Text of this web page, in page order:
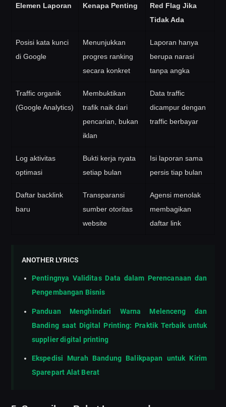
Elemen Laporan Kenapa Penting
Red Flag Jika
Tidak Ada
Posisi kata kunci
di Google
Menunjukkan
progres ranking
secara konkret
Laporan hanya
berupa narasi
tanpa angka
Traffic organik
(Google Analytics)
Membuktikan
trafik naik dari
pencarian, bukan
iklan
Data traffic
dicampur dengan
traffic berbayar
Log aktivitas
optimasi
Bukti kerja nyata
setiap bulan
Isi laporan sama
persis tiap bulan
Daftar backlink
baru
Transparansi
sumber otoritas
website
Agensi menolak
membagikan
daftar link
ANOTHER LYRICS
Pentingnya Validitas Data dalam Perencanaan dan
Pengembangan Bisnis
Panduan Menghindari Warna Melenceng dan
Banding saat Digital Printing: Praktik Terbaik untuk
supplier digital printing
Ekspedisi Murah Bandung Balikpapan untuk Kirim
Sparepart Alat Berat